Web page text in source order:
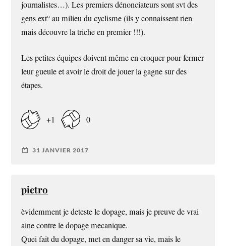
journalistes…). Les premiers dénonciateurs sont svt des
gens ext° au milieu du cyclisme (ils y connaissent rien
mais découvre la triche en premier !!!).
Les petites équipes doivent même en croquer pour fermer
leur gueule et avoir le droit de jouer la gagne sur des
étapes.
+1 0
31 JANVIER 2017
pietro
èvidemment je deteste le dopage, mais je preuve de vrai
aine contre le dopage mecanique.
Quei fait du dopage, met en danger sa vie, mais le